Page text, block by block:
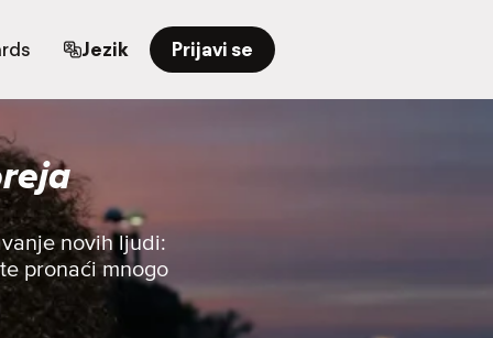
Jezik Prijavi se
novih ljudi:
pronaći mnogo